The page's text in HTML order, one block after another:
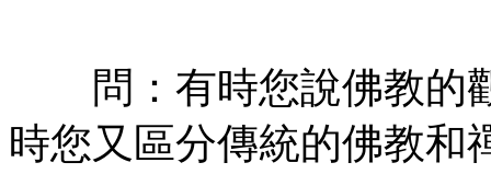
問：有時您說佛教的
時您又區分傳統的佛教和